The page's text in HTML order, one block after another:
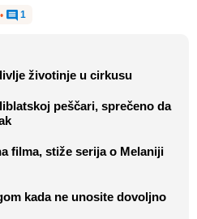
• 1
životinje u cirkusu
peščari, sprečeno da
filma, stiže serija o Melaniji
kada ne unosite dovoljno